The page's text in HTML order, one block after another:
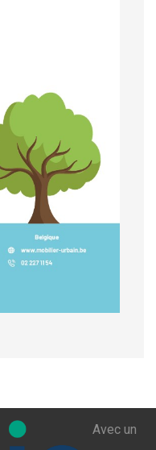
Avec un